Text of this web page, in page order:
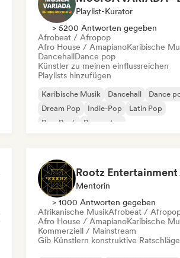
Playlist-Kurator
> 5200 Antworten gegeben
Afrobeat / Afropop
Afro House / AmapianoKaribische
DancehallDance pop
Künstler zu meinen einflussreichen
Playlists hinzufügen
Karibische Musik Dancehall
Dance
Dream Pop
Indie-Pop
Latin Pop
Pop-Rock
Reggaeton
Mentorin
> 1000 Antworten gegeben
Afrikanische MusikAfrobeat /
Afro House / AmapianoKaribische
Kommerziell / Mainstream
Gib Künstlern konstruktive Ratschläge